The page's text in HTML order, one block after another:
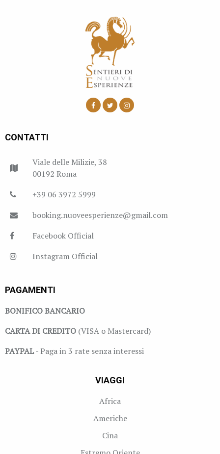
CONTATTI
Viale delle Milizie, 38
00192 Roma
+39 06 3972 5999
booking.nuoveesperienze@gmail.com
Facebook Official
Instagram Official
PAGAMENTI
BONIFICO BANCARIO
CARTA DI CREDITO (VISA o Mastercard)
PAYPAL- Paga in 3 rate senza interessi
VIAGGI
Africa
Americhe
Cina